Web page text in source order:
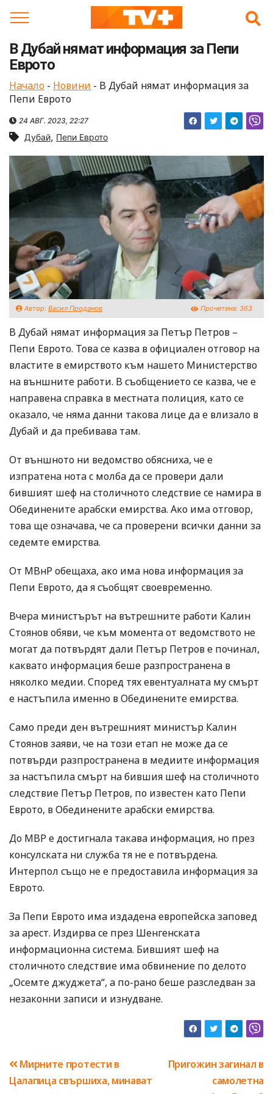
В Дубай нямат информация за Пепи
Еврото
Начало - Новини - В Дубай нямат информация за
Пепи Еврото
24 АВГ. 2023, 22:27
Дубай, Пепи Еврото
Автор: Васил Проданов Прочетена: 363
В Дубай нямат информация за Петър Петров –
Пепи Еврото. Това се казва в официален отговор на
властите в емирството към нашето Министерство
на външните работи. В съобщението се казва, че е
направена справка в местната полиция, като се
оказало, че няма данни такова лице да е влизало в
Дубай и да пребивава там.
От външното ни ведомство обясниха, че е
изпратена нота с молба да се провери дали
бившият шеф на столичното следствие се намира в
Обединените арабски емирства. Ако има отговор,
това ще означава, че са проверени всички данни за
седемте емирства.
От МВнР обещаха, ако има нова информация за
Пепи Еврото, да я съобщят своевременно.
Вчера министърът на вътрешните работи Калин
Стоянов обяви, че към момента от ведомството не
могат да потвърдят дали Петър Петров е починал,
каквато информация беше разпространена в
няколко медии. Според тях евентуалната му смърт
е настъпила именно в Обединените емирства.
Само преди ден вътрешният министър Калин
Стоянов заяви, че на този етап не може да се
потвърди разпространена в медиите информация
за настъпила смърт на бившия шеф на столичното
следствие Петър Петров, по известен като Пепи
Еврото, в Обединените арабски емирства.
До МВР е достигнала такава информация, но през
консулската ни служба тя не е потвърдена.
Интерпол също не е предоставила информация за
Еврото.
За Пепи Еврото има издадена европейска заповед
за арест. Издирва се през Шенгенската
информационна система. Бившият шеф на
столичното следствие има обвинение по делото
„Осемте джуджета“, а по-рано беше разследван за
незаконни записи и изнудване.
Навигация
Пригожин загинал в
самолетна
Мирните протести в
Цалапица свършиха, минават